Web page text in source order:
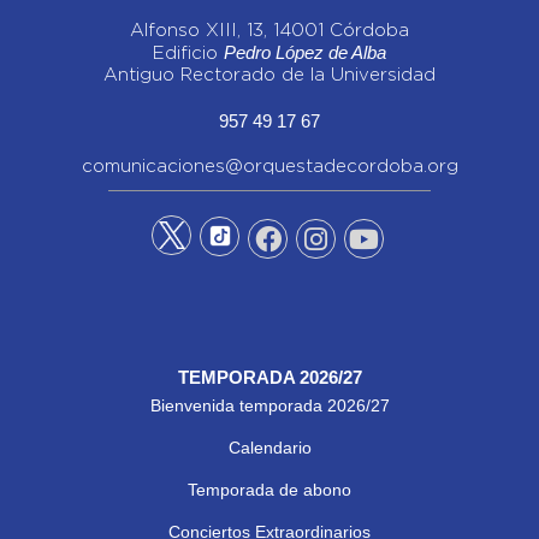
Alfonso XIII, 13, 14001 Córdoba
Edificio Pedro López de Alba
Antiguo Rectorado de la Universidad
957 49 17 67
comunicaciones@orquestadecordoba.org
TEMPORADA 2026/27
Bienvenida temporada 2026/27
Calendario
Temporada de abono
Conciertos Extraordinarios